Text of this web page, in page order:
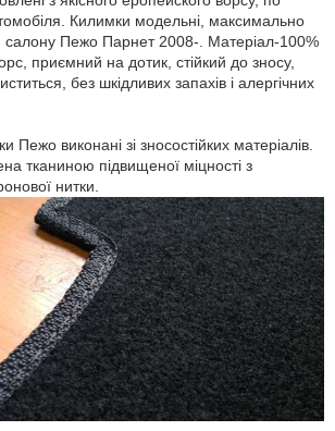
Килимки модельні, максимально
салону Пежо Парнет 2008-. Матеріал-100%
приємний на дотик, стійкий до зносу,
без шкідливих запахів і алергічних
Пежо виконані зі зносостійких матеріалів.
тканиною підвищеної міцності з
нитки.